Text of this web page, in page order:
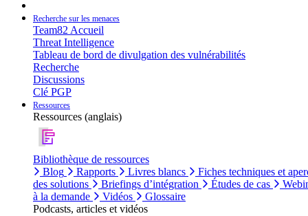
Recherche sur les menaces
Team82 Accueil
Threat Intelligence
Tableau de bord de divulgation des vulnérabilités
Recherche
Discussions
Clé PGP
Ressources
Ressources (anglais)
Bibliothèque de ressources
Blog
Rapports Livres blancs
Fiches techniques et
des solutions
Briefings d’intégration Études de cas
à la demande
Vidéos
Glossaire
Podcasts, articles et vidéos